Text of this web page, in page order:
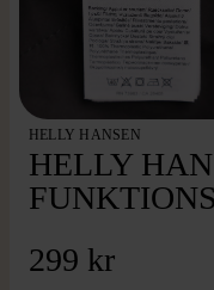
HELLY HANSEN
HELLY
299 kr